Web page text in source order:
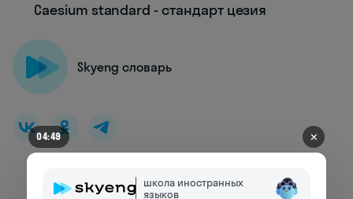
Caesium standard - стандарт цезия
Skyeng словарь
04:45 ✕
школа иностранных
языков